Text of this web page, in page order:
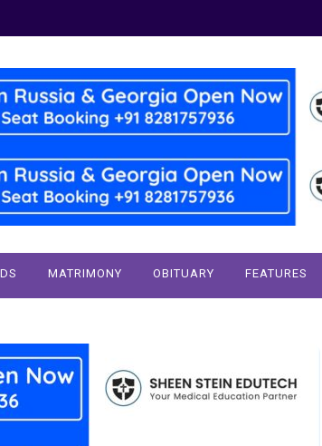
MATRIMONY OBITUARY FEATURES